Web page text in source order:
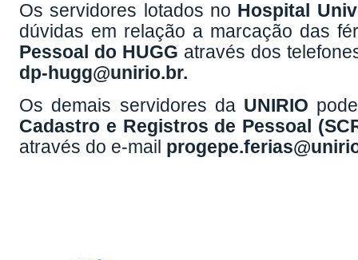
Os servidores lotados no Hospital
dúvidas em relação a marcação das
Pessoal do HUGG através dos
dp-hugg@unirio.br.
Os demais servidores daUNIRIO
Cadastro e Registros de Pessoal
através do e-mail